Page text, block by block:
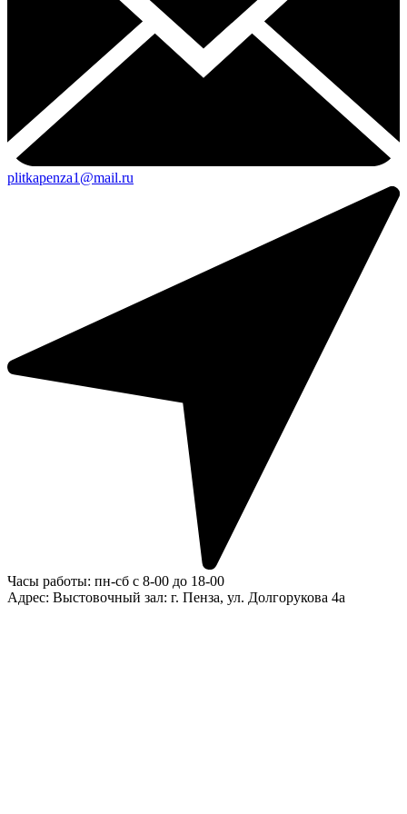
plitkapenza1@mail.ru
Часы работы: пн-сб с 8-00 до 18-00
Адрес: Выстовочный зал: г. Пенза, ул. Долгорукова 4а